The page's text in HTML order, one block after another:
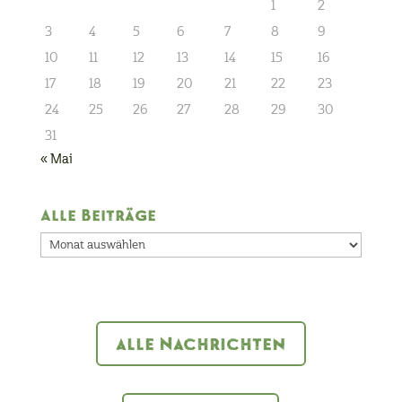
1
2
3
4 5 6 7 8
9
10
11 12 13 14 15
16
17
18 19 20 21 22
23
24
25 26 27 28 29
30
31
« Mai
Alle Beiträge
Alle
Beiträge
alle Nachrichten